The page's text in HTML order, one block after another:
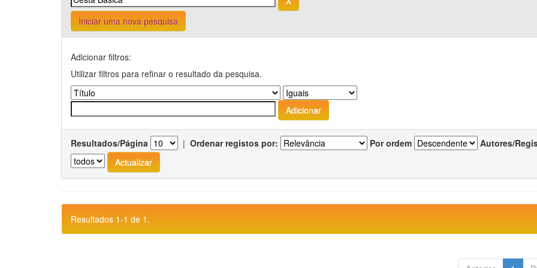
Iniciar uma nova pesquisa
Adicionar filtros:
Utilizar filtros para refinar o resultado da pesquisa.
Resultados/Página | Ordenar registos por: Por ordem Autores/
Resultados 1-1 de 1.